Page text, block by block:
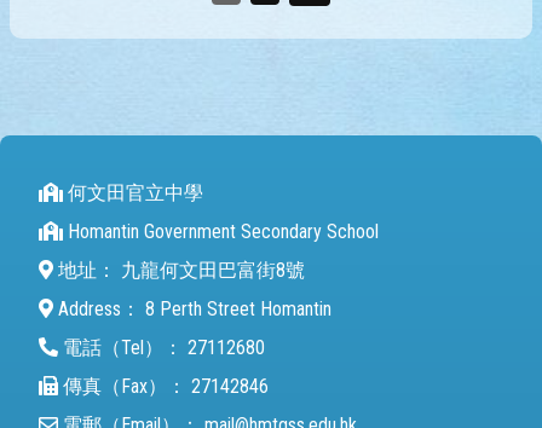
何文田官立中學
Homantin Government Secondary School
地址：
九龍何文田巴富街8號
Address： 8 Perth Street Homantin
電話（Tel）： 27112680
傳真（Fax）： 27142846